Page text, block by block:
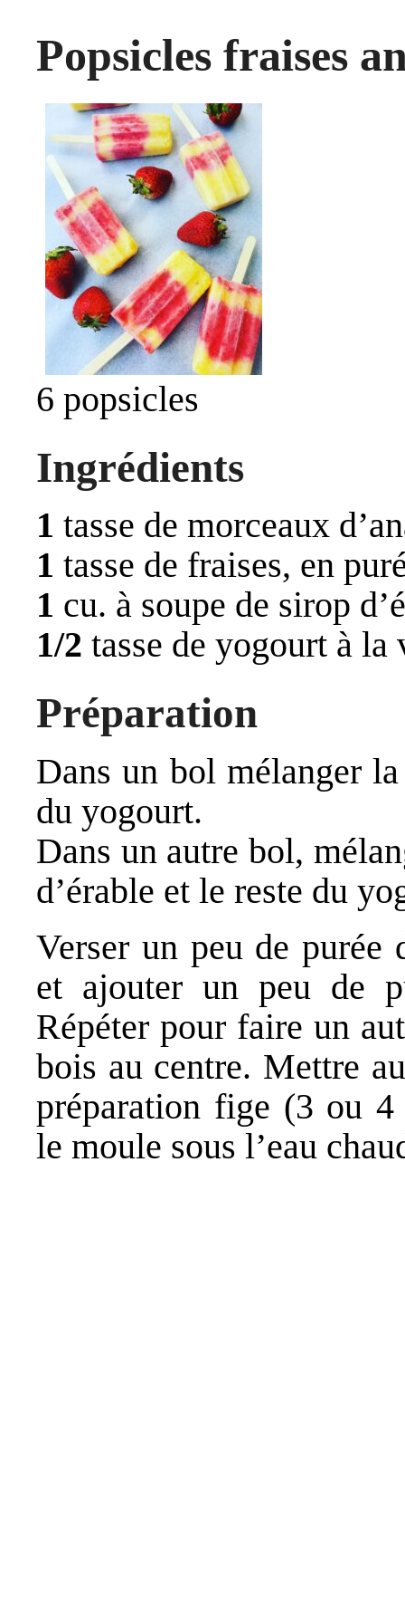
Popsicles fraises
6 popsicles
Ingrédients
1 tasse de morceaux
1 tasse de fraises, en
1 cu. à soupe de sirop
1/2 tasse de yogourt à la
Préparation
Dans un bol mélanger
du yogourt.
Dans un autre bol,
d’érable et le reste du
Verser un peu de purée
et ajouter un peu de
Répéter pour faire un
bois au centre. Mettre
préparation fige (3 ou 4
le moule sous l’eau